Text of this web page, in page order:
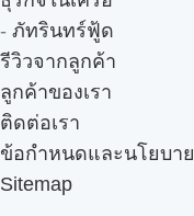
- ภัทรินทร์ฟู้ด
รีวิวจากลูกค้า
ลูกค้าของเรา
ติดต่อเรา
ข้อกำหนดและนโยบาย
Sitemap